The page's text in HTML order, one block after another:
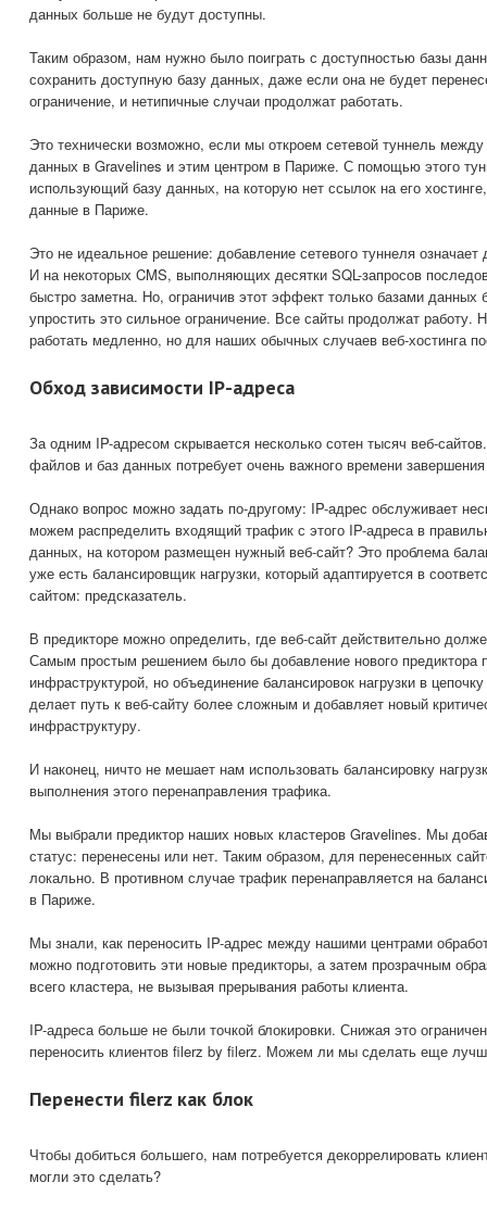
данных больше не будут доступны.
Таким образом, нам нужно было поиграть с доступностью базы
сохранить доступную базу данных, даже если она не будет
ограничение, и нетипичные случаи продолжат работать.
Это технически возможно, если мы откроем сетевой туннель
данных в Gravelines и этим центром в Париже. С помощью этого
использующий базу данных, на которую нет ссылок на его
данные в Париже.
Это не идеальное решение: добавление сетевого туннеля
И на некоторых CMS, выполняющих десятки SQL-запросов
быстро заметна. Но, ограничив этот эффект только базами
упростить это сильное ограничение. Все сайты продолжат работу.
работать медленно, но для наших обычных случаев веб-хостинга
Обход зависимости IP-адреса
За одним IP-адресом скрывается несколько сотен тысяч веб-
файлов и баз данных потребует очень важного времени
Однако вопрос можно задать по-другому: IP-адрес обслуживает
можем распределить входящий трафик с этого IP-адреса в
данных, на котором размещен нужный веб-сайт? Это проблема
уже есть балансировщик нагрузки, который адаптируется в
сайтом: предсказатель.
В предикторе можно определить, где веб-сайт действительно
Самым простым решением было бы добавление нового предиктора
инфраструктурой, но объединение балансировок нагрузки в
делает путь к веб-сайту более сложным и добавляет новый
инфраструктуру.
И наконец, ничто не мешает нам использовать балансировку
выполнения этого перенаправления трафика.
Мы выбрали предиктор наших новых кластеров Gravelines. Мы
статус: перенесены или нет. Таким образом, для перенесенных
локально. В противном случае трафик перенаправляется на
в Париже.
Мы знали, как переносить IP-адрес между нашими центрами
можно подготовить эти новые предикторы, а затем прозрачным
всего кластера, не вызывая прерывания работы клиента.
IP-адреса больше не были точкой блокировки. Снижая это
переносить клиентов filerz by filerz. Можем ли мы сделать еще
Перенести filerz как блок
Чтобы добиться большего, нам потребуется декоррелировать
могли это сделать?